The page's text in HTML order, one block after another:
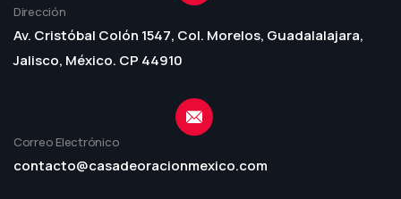
Dirección
Av. Cristóbal Colón 1547, Col. Morelos, Guadalalajara,
Jalisco, México. CP 44910
Correo Electrónico
contacto@casadeoracionmexico.com